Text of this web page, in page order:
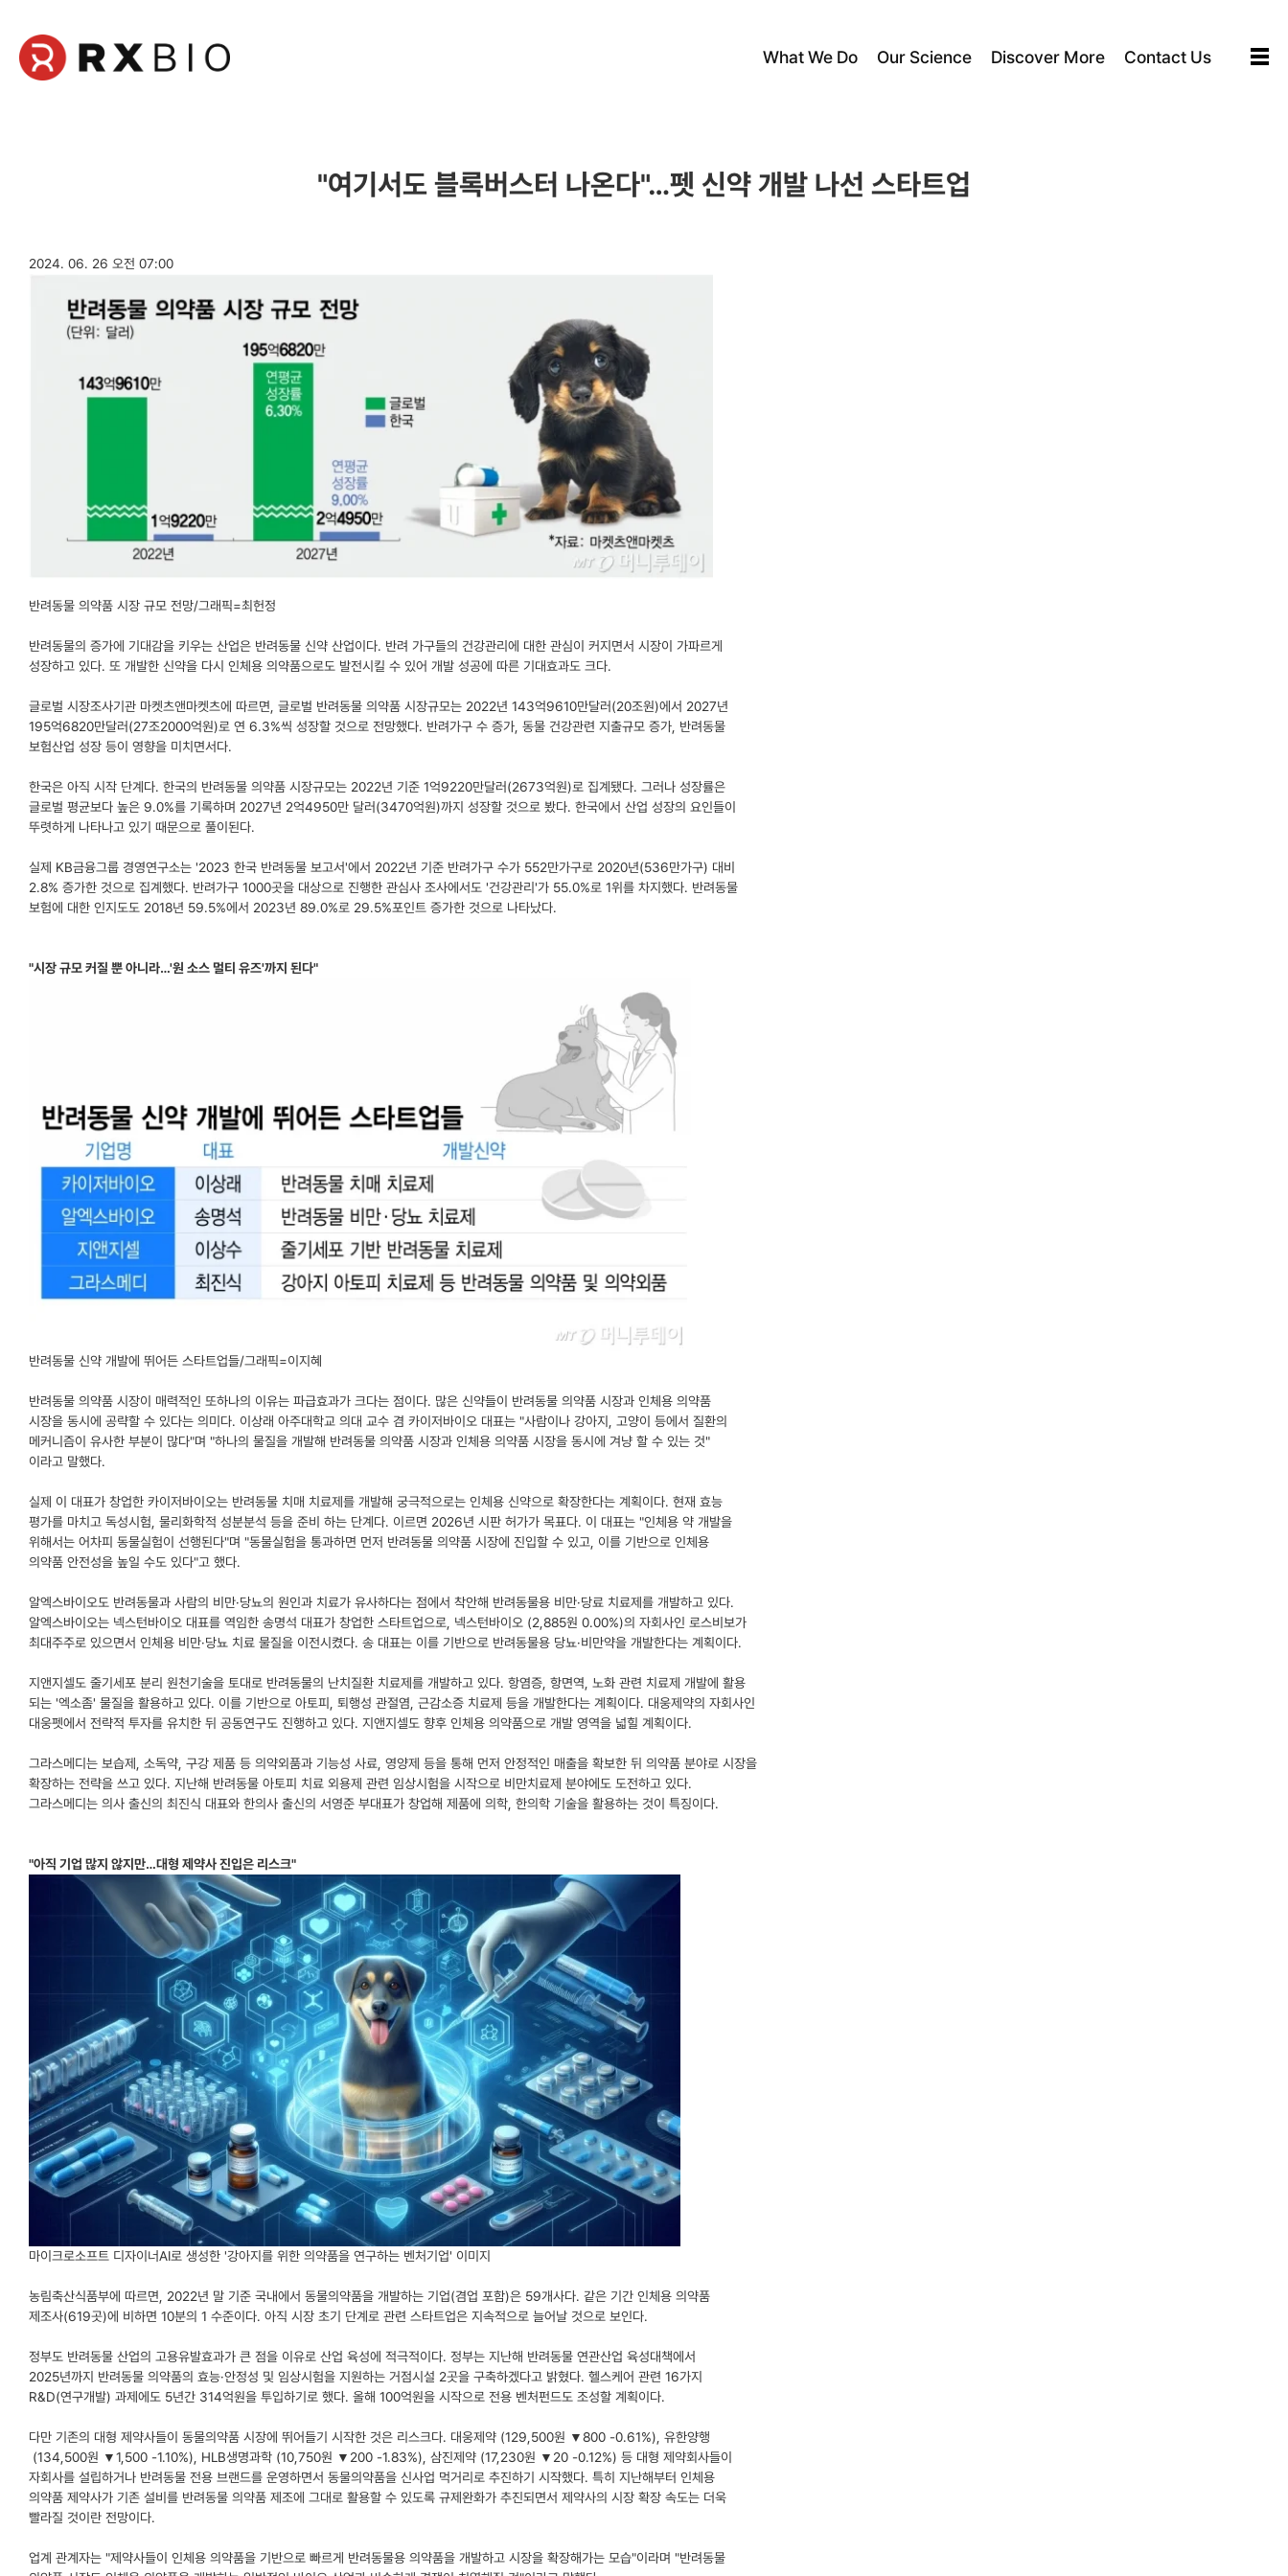
What We Do Our Science Discover More Contact Us
문
영
"여기서도 블록버스터 나온다"…펫 신약 개발 나선 스타트업
2024. 06. 26 오전 07:00
반려동물 의약품 시장 규모 전망/그래픽=최헌정
반려동물의 증가에 기대감을 키우는 산업은 반려동물 신약 산업이다. 반려 가구들의 건강관리에 대한 관심이 커지면서 시장이 가파르게
성장하고 있다. 또 개발한 신약을 다시 인체용 의약품으로도 발전시킬 수 있어 개발 성공에 따른 기대효과도 크다.
글로벌 시장조사기관 마켓츠앤마켓츠에 따르면, 글로벌 반려동물 의약품 시장규모는 2022년 143억9610만달러(20조원)에서 2027년
195억6820만달러(27조2000억원)로 연 6.3%씩 성장할 것으로 전망했다. 반려가구 수 증가, 동물 건강관련 지출규모 증가, 반려동물
보험산업 성장 등이 영향을 미치면서다.
한국은 아직 시작 단계다. 한국의 반려동물 의약품 시장규모는 2022년 기준 1억9220만달러(2673억원)로 집계됐다. 그러나 성장률은
글로벌 평균보다 높은 9.0%를 기록하며 2027년 2억4950만 달러(3470억원)까지 성장할 것으로 봤다. 한국에서 산업 성장의 요인들이
뚜렷하게 나타나고 있기 때문으로 풀이된다.
실제 KB금융그룹 경영연구소는 '2023 한국 반려동물 보고서'에서 2022년 기준 반려가구 수가 552만가구로 2020년(536만가구) 대비
2.8% 증가한 것으로 집계했다. 반려가구 1000곳을 대상으로 진행한 관심사 조사에서도 '건강관리'가 55.0%로 1위를 차지했다. 반려동물
보험에 대한 인지도도 2018년 59.5%에서 2023년 89.0%로 29.5%포인트 증가한 것으로 나타났다.
"시장 규모 커질 뿐 아니라…'원 소스 멀티 유즈'까지 된다"
반려동물 신약 개발에 뛰어든 스타트업들/그래픽=이지혜
반려동물 의약품 시장이 매력적인 또하나의 이유는 파급효과가 크다는 점이다. 많은 신약들이 반려동물 의약품 시장과 인체용 의약품
시장을 동시에 공략할 수 있다는 의미다. 이상래 아주대학교 의대 교수 겸 카이저바이오 대표는 "사람이나 강아지, 고양이 등에서 질환의
메커니즘이 유사한 부분이 많다"며 "하나의 물질을 개발해 반려동물 의약품 시장과 인체용 의약품 시장을 동시에 겨냥 할 수 있는 것"
이라고 말했다.
실제 이 대표가 창업한 카이저바이오는 반려동물 치매 치료제를 개발해 궁극적으로는 인체용 신약으로 확장한다는 계획이다. 현재 효능
평가를 마치고 독성시험, 물리화학적 성분분석 등을 준비 하는 단계다. 이르면 2026년 시판 허가가 목표다. 이 대표는 "인체용 약 개발을
위해서는 어차피 동물실험이 선행된다"며 "동물실험을 통과하면 먼저 반려동물 의약품 시장에 진입할 수 있고, 이를 기반으로 인체용
의약품 안전성을 높일 수도 있다"고 했다.
알엑스바이오도 반려동물과 사람의 비만·당뇨의 원인과 치료가 유사하다는 점에서 착안해 반려동물용 비만·당료 치료제를 개발하고 있다.
알엑스바이오는 넥스턴바이오 대표를 역임한 송명석 대표가 창업한 스타트업으로, 넥스턴바이오 (2,885원 0.00%)의 자회사인 로스비보가
최대주주로 있으면서 인체용 비만·당뇨 치료 물질을 이전시켰다. 송 대표는 이를 기반으로 반려동물용 당뇨·비만약을 개발한다는 계획이다.
지앤지셀도 줄기세포 분리 원천기술을 토대로 반려동물의 난치질환 치료제를 개발하고 있다. 항염증, 항면역, 노화 관련 치료제 개발에 활용
되는 '엑소좀' 물질을 활용하고 있다. 이를 기반으로 아토피, 퇴행성 관절염, 근감소증 치료제 등을 개발한다는 계획이다. 대웅제약의 자회사인
대웅펫에서 전략적 투자를 유치한 뒤 공동연구도 진행하고 있다. 지앤지셀도 향후 인체용 의약품으로 개발 영역을 넓힐 계획이다.
그라스메디는 보습제, 소독약, 구강 제품 등 의약외품과 기능성 사료, 영양제 등을 통해 먼저 안정적인 매출을 확보한 뒤 의약품 분야로 시장을
확장하는 전략을 쓰고 있다. 지난해 반려동물 아토피 치료 외용제 관련 임상시험을 시작으로 비만치료제 분야에도 도전하고 있다.
그라스메디는 의사 출신의 최진식 대표와 한의사 출신의 서영준 부대표가 창업해 제품에 의학, 한의학 기술을 활용하는 것이 특징이다.
"아직 기업 많지 않지만…대형 제약사 진입은 리스크"
마이크로소프트 디자이너AI로 생성한 '강아지를 위한 의약품을 연구하는 벤처기업' 이미지
농림축산식품부에 따르면, 2022년 말 기준 국내에서 동물의약품을 개발하는 기업(겸업 포함)은 59개사다. 같은 기간 인체용 의약품
제조사(619곳)에 비하면 10분의 1 수준이다. 아직 시장 초기 단계로 관련 스타트업은 지속적으로 늘어날 것으로 보인다.
정부도 반려동물 산업의 고용유발효과가 큰 점을 이유로 산업 육성에 적극적이다. 정부는 지난해 반려동물 연관산업 육성대책에서
2025년까지 반려동물 의약품의 효능·안정성 및 임상시험을 지원하는 거점시설 2곳을 구축하겠다고 밝혔다. 헬스케어 관련 16가지
R&D(연구개발) 과제에도 5년간 314억원을 투입하기로 했다. 올해 100억원을 시작으로 전용 벤처펀드도 조성할 계획이다.
다만 기존의 대형 제약사들이 동물의약품 시장에 뛰어들기 시작한 것은 리스크다. 대웅제약 (129,500원 ▼800 -0.61%) , 유한양행
(134,500원 ▼1,500 -1.10%) , HLB생명과학 (10,750원 ▼200 -1.83%) , 삼진제약 (17,230원 ▼20 -0.12%) 등 대형 제약회사들이
자회사를 설립하거나 반려동물 전용 브랜드를 운영하면서 동물의약품을 신사업 먹거리로 추진하기 시작했다. 특히 지난해부터 인체용
의약품 제약사가 기존 설비를 반려동물 의약품 제조에 그대로 활용할 수 있도록 규제완화가 추진되면서 제약사의 시장 확장 속도는 더욱
빨라질 것이란 전망이다.
업계 관계자는 "제약사들이 인체용 의약품을 기반으로 빠르게 반려동물용 의약품을 개발하고 시장을 확장해가는 모습"이라며 "반려동물